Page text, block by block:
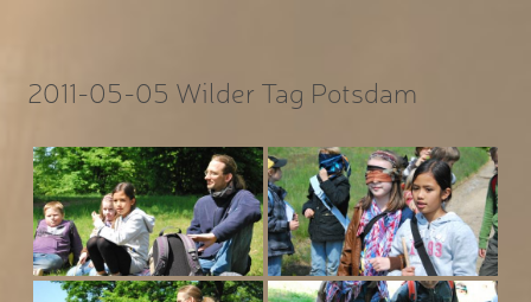
2011-05-05 Wilder Tag Potsdam